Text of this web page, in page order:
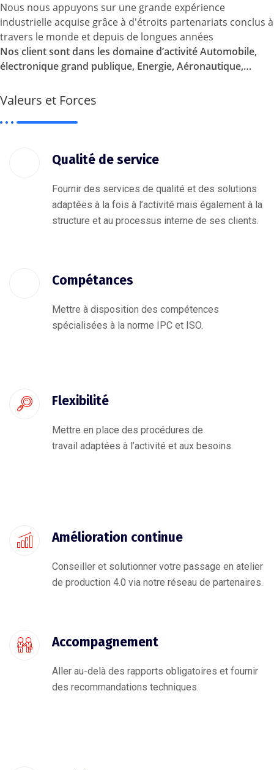
Nous nous appuyons sur une grande expérience
industrielle acquise grâce à d'étroits partenariats conclus à
travers le monde et depuis de longues années
Nos client sont dans les domaine d’activité Automobile,
électronique grand publique, Energie, Aéronautique,…
Valeurs et Forces
Qualité de service
Fournir des services de qualité et des solutions
adaptées à la fois à l’activité mais également à la
structure et au processus interne de ses clients.
Compétances
Mettre à disposition des compétences
spécialisées à la norme IPC et ISO.
Flexibilité
Mettre en place des procédures de
travail adaptées à l’activité et aux besoins.
Amélioration continue
Conseiller et solutionner votre passage en atelier
de production 4.0 via notre réseau de partenaires.
Accompagnement
Aller au-delà des rapports obligatoires et fournir
des recommandations techniques.